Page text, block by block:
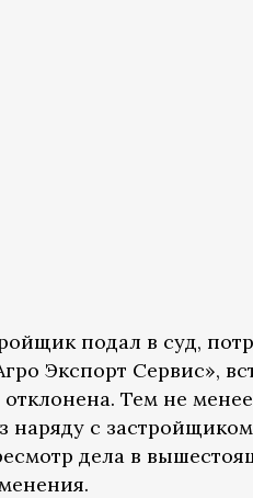
подал в суд,
Экспорт Сервис»,
Тем не
наряду с
дела в